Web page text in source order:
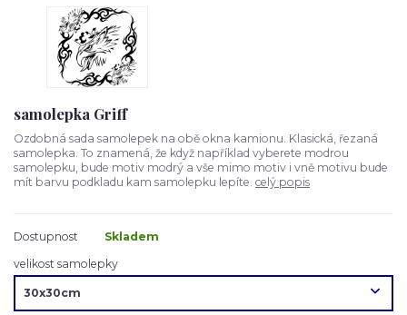
samolepka Griff
Ozdobná sada samolepek na obě okna kamionu. Klasická, řezaná
samolepka. To znamená, že když například vyberete modrou
samolepku, bude motiv modrý a vše mimo motiv i vně motivu bude
mít barvu podkladu kam samolepku lepíte. celý popis
Dostupnost
Skladem
velikost samolepky